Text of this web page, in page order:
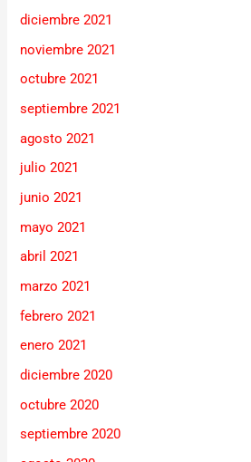
diciembre 2021
noviembre 2021
octubre 2021
septiembre 2021
agosto 2021
julio 2021
junio 2021
mayo 2021
abril 2021
marzo 2021
febrero 2021
enero 2021
diciembre 2020
octubre 2020
septiembre 2020